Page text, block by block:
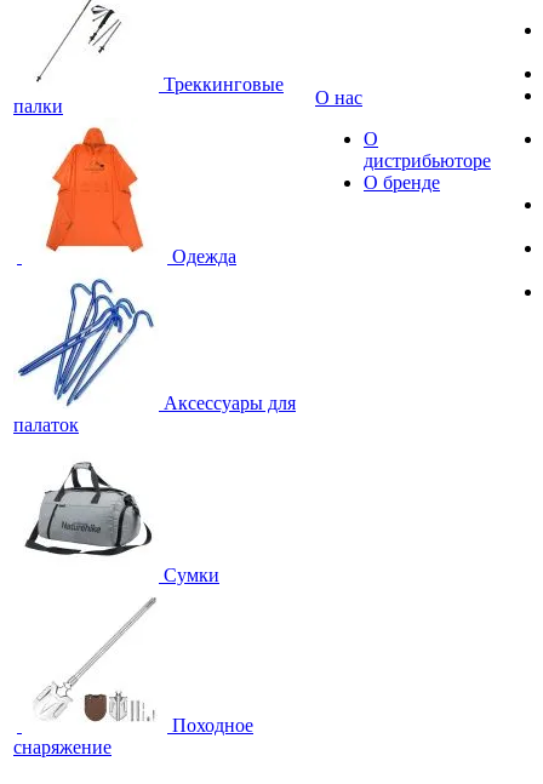
Треккинговые
палки
Одежда
Аксессуары для
палаток
Сумки
Походное
снаряжение
О нас
О
дистрибьюторе
О бренде